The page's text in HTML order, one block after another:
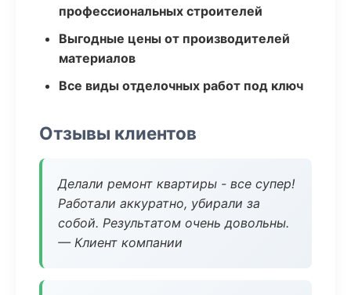
профессиональных строителей
Выгодные цены от производителей
материалов
Все виды отделочных работ под ключ
Отзывы клиентов
Делали ремонт квартиры - все супер!
Работали аккуратно, убирали за
собой. Результатом очень довольны.
— Клиент компании